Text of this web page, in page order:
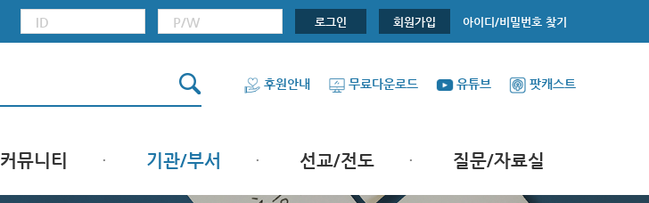
로그인 회원가입 아이디/비밀번호 찾기
후원안내 무료다운로드 유튜브 팟캐스트
커뮤니티 기관/부서 선교/전도 질문/자료실